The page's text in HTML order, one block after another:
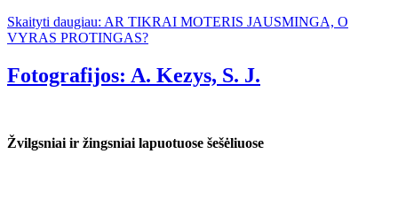
Skaityti daugiau: AR TIKRAI MOTERIS JAUSMINGA, O
VYRAS PROTINGAS?
Fotografijos: A. Kezys, S. J.
Žvilgsniai ir žingsniai lapuotuose šešėliuose